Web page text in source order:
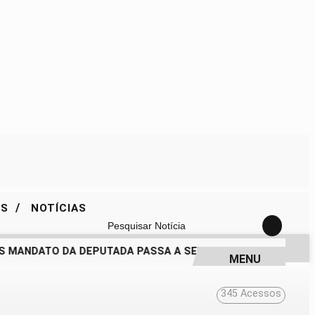
Pesquisar Notícia
/ NOTÍCIAS
DA DEPUTADA PASSA A SER QUESTIONADO
MENU
345 Acessos